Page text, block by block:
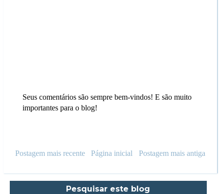
Seus comentários são sempre bem-vindos! E são muito
importantes para o blog!
Postagem mais recente Postagem mais antiga
Página inicial
Pesquisar este blog